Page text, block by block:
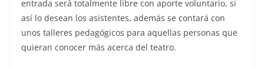
entrada será totalmente libre con aporte voluntario, si
así lo desean los asistentes, además se contará con
unos talleres pedagógicos para aquellas personas que
quieran conocer más acerca del teatro.